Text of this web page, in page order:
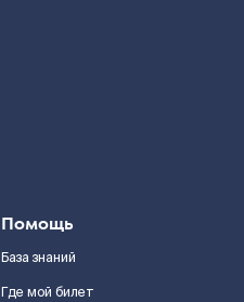
Помощь
База знаний
Где мой билет